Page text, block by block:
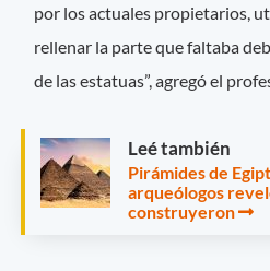
por los actuales propietarios,
rellenar la parte que faltaba
de las estatuas”, agregó el
Leé también
Pirámides de
arqueólogos
construyeron